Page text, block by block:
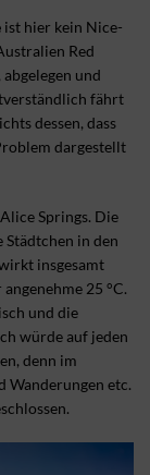
ist hier kein Nice-
Red
und
fährt
dessen, dass
dargestellt
Springs. Die
in den
insgesamt
25 °C.
und die
würde auf jeden
denn im
Wanderungen etc.